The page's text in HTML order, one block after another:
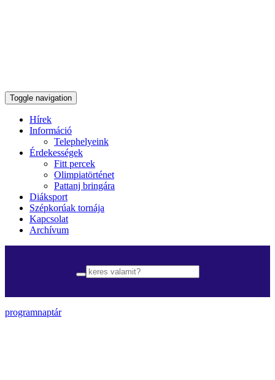
Toggle navigation
Hírek
Információ
Telephelyeink
Érdekességek
Fitt percek
Olimpiatörténet
Pattanj bringára
Diáksport
Szépkorúak tornája
Kapcsolat
Archívum
programnaptár